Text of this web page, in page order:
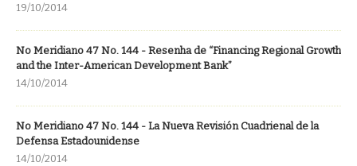
19/10/2014
No Meridiano 47 No. 144 - Resenha de “Financing Regional Growth
and the Inter-American Development Bank”
14/10/2014
No Meridiano 47 No. 144 - La Nueva Revisión Cuadrienal de la
Defensa Estadounidense
14/10/2014